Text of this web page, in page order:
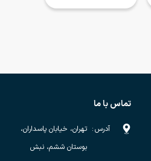
تماس با ما
آدرس: تهران، خیابان پاسداران،
بوستان ششم، نبش